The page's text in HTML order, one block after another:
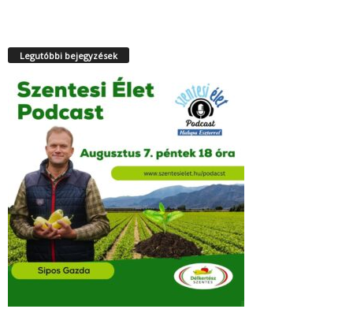
Legutóbbi bejegyzések